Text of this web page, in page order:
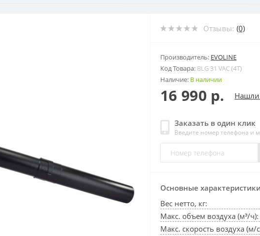
Отзывы: (0)
Производитель: EVOLINE
Код Товара: BLG 31 VAC (4T)
Наличие: В наличии
16 990 р. Нашли
Заказать в один клик
Введите номер телефона и
Основные
Вес нетто, кг:
Макс. объем воздуха (м³/ч):
Макс. скорость воздуха (м/